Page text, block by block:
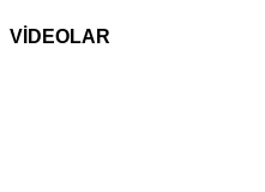
VİDEOLAR